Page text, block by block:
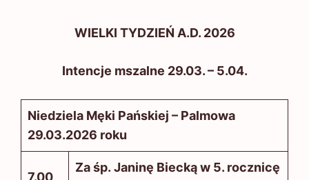
WIELKI TYDZIEŃ A.D. 2026
Intencje mszalne 29.03. – 5.04.
Niedziela Męki Pańskiej – Palmowa
29.03.2026 roku
7.00
Za śp. Janinę Biecką w 5. rocznicę